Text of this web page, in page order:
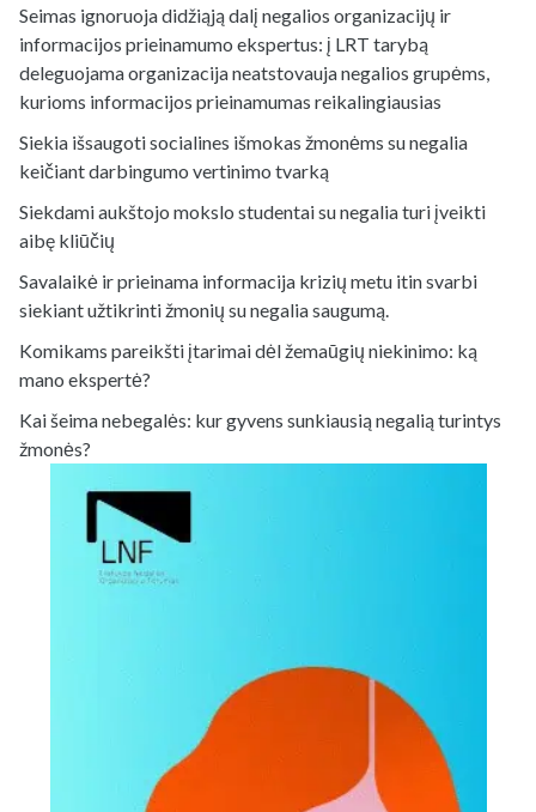
Seimas ignoruoja didžiąją dalį negalios organizacijų ir
informacijos prieinamumo ekspertus: į LRT tarybą
deleguojama organizacija neatstovauja negalios grupėms,
kurioms informacijos prieinamumas reikalingiausias
Siekia išsaugoti socialines išmokas žmonėms su negalia
keičiant darbingumo vertinimo tvarką
Siekdami aukštojo mokslo studentai su negalia turi įveikti
aibę kliūčių
Savalaikė ir prieinama informacija krizių metu itin svarbi
siekiant užtikrinti žmonių su negalia saugumą.
Komikams pareikšti įtarimai dėl žemaūgių niekinimo: ką
mano ekspertė?
Kai šeima nebegalės: kur gyvens sunkiausią negalią turintys
žmonės?